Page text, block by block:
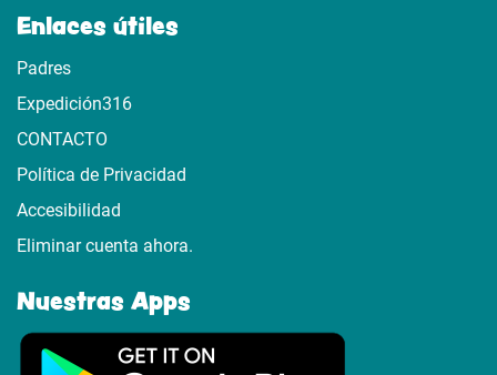
Enlaces útiles
Padres
Expedición316
CONTACTO
Política de Privacidad
Accesibilidad
Eliminar cuenta ahora.
Nuestras Apps